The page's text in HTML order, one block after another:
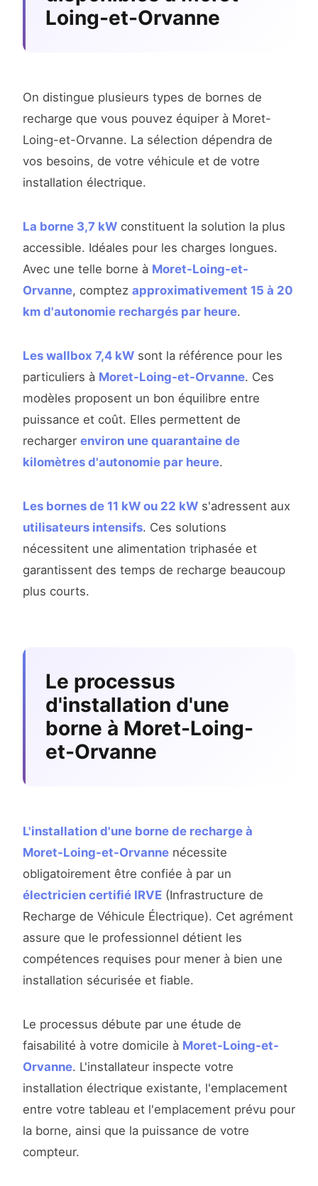
Loing-et-Orvanne
On distingue plusieurs types de bornes de
recharge que vous pouvez équiper à Moret-
Loing-et-Orvanne. La sélection dépendra de
vos besoins, de votre véhicule et de votre
installation électrique.
La borne 3,7 kW constituent la solution la plus
accessible. Idéales pour les charges longues.
Avec une telle borne à Moret-Loing-et-
Orvanne, comptez approximativement 15 à 20
km d'autonomie rechargés par heure.
Les wallbox 7,4 kW sont la référence pour les
particuliers à Moret-Loing-et-Orvanne. Ces
modèles proposent un bon équilibre entre
puissance et coût. Elles permettent de
recharger environ une quarantaine de
kilomètres d'autonomie par heure.
Les bornes de 11 kW ou 22 kW s'adressent aux
utilisateurs intensifs. Ces solutions
nécessitent une alimentation triphasée et
garantissent des temps de recharge beaucoup
plus courts.
Le processus
d'installation d'une
borne à Moret-Loing-
et-Orvanne
L'installation d'une borne de recharge à
Moret-Loing-et-Orvanne nécessite
obligatoirement être confiée à par un
électricien certifié IRVE (Infrastructure de
Recharge de Véhicule Électrique). Cet agrément
assure que le professionnel détient les
compétences requises pour mener à bien une
installation sécurisée et fiable.
Le processus débute par une étude de
faisabilité à votre domicile à Moret-Loing-et-
Orvanne. L'installateur inspecte votre
installation électrique existante, l'emplacement
entre votre tableau et l'emplacement prévu pour
la borne, ainsi que la puissance de votre
compteur.